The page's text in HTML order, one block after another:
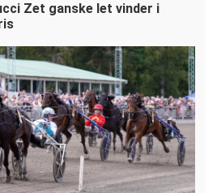
Zet ganske let vinder i